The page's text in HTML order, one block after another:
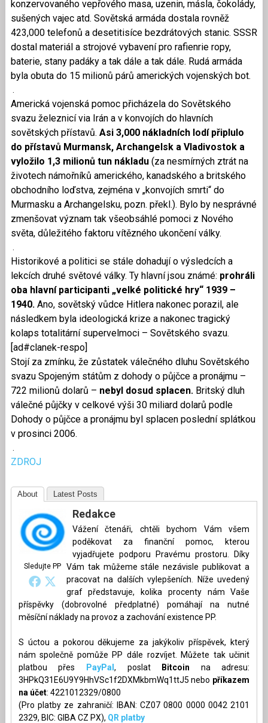
konzervovaného vepřového masa, uzenin, másla, čokolády,
sušených vajec atd. Sovětská armáda dostala rovněž
423,000 telefonů a desetitisíce bezdrátových stanic. SSSR
dostal materiál a strojové vybavení pro rafienrie ropy,
baterie, stany padáky a tak dále a tak dále. Rudá armáda
byla obuta do 15 milionů párů amerických vojenských bot.
Americká vojenská pomoc přicházela do Sovětského
svazu železnicí via Irán a v konvojích do hlavních
sovětských přístavů. Asi 3,000 nákladních lodí připlulo
do přístavů Murmansk, Archangelsk a Vladivostok a
vyložilo 1,3 milionů tun nákladu(za nesmírných ztrát na
životech námořníků amerického, kanadského a britského
obchodního loďstva, zejména v „konvojích smrti“ do
Murmasku a Archangelsku, pozn. překl.). Bylo by nesprávné
zmenšovat význam tak všeobsáhlé pomoci z Nového
světa, důležitého faktoru vítězného ukončení války.
Historikové a politici se stále dohadují o výsledcích a
lekcích druhé světové války. Ty hlavní jsou známé: prohráli
oba hlavní participanti „velké politické hry“ 1939 –
1940. Ano, sovětský vůdce Hitlera nakonec porazil, ale
následkem byla ideologická krize a nakonec tragický
kolaps totalitární supervelmoci – Sovětského svazu.
[ad#clanek-respo]
Stojí za zmínku, že zůstatek válečného dluhu Sovětského
svazu Spojeným státům z dohody o půjčce a pronájmu –
722 milionů dolarů – nebyl dosud splacen. Britský dluh
válečné půjčky v celkové výši 30 miliard dolarů podle
Dohody o půjčce a pronájmu byl splacen poslední splátkou
v prosinci 2006.
ZDROJ
About Latest Posts
Sledujte PP
Redakce
Vážení čtenáři, chtěli bychom Vám všem
poděkovat za finanční pomoc, kterou
vyjadřujete podporu Pravému prostoru. Díky
Vám tak můžeme stále nezávisle publikovat a
pracovat na dalších vylepšeních. Níže uvedený
graf představuje, kolika procenty nám Vaše
příspěvky (dobrovolné předplatné) pomáhají na nutné
měsíční náklady na provoz a zachování existence PP.
S úctou a pokorou děkujeme za jakýkoliv příspěvek, který
nám společně pomůže PP dále rozvíjet. Můžete tak učinit
platbou přes
PayPal , poslat Bitcoin na adresu:
3HPkQ31E6U9Y9HhVSc1f2DXMkbmWq1ttJ5 nebo příkazem
na účet: 4221012329/0800
(Pro platby ze zahraničí: IBAN: CZ07 0800 0000 0042 2101
2329, BIC: GIBA CZ PX), QR platby